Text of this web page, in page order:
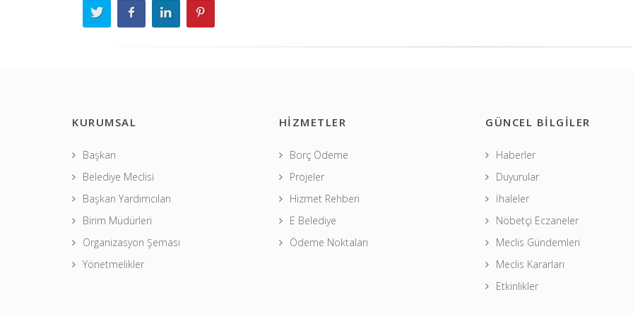
KURUMSAL
Başkan
Belediye Meclisi
Başkan Yardımcıları
Birim Müdürleri
Organizasyon Şeması
Yönetmelikler
HİZMETLER
Borç Ödeme
Projeler
Hizmet Rehberi
E Belediye
Ödeme Noktaları
GÜNCEL BİLGİLER
Haberler
Duyurular
İhaleler
Nöbetçi Eczaneler
Meclis Gündemleri
Meclis Kararları
Etkinlikler